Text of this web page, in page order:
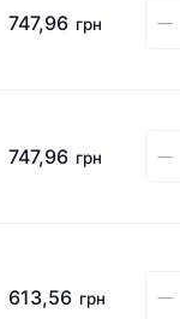
747,96 грн
747,96 грн
613,56 грн